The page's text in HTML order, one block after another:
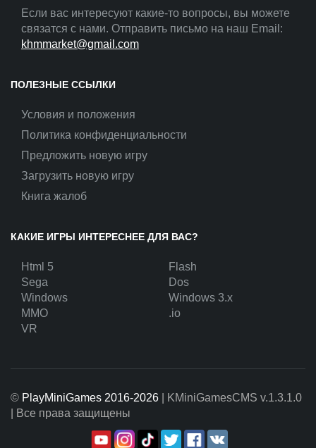
Если вас интересуют какие-то вопросы, вы можете
связатся с нами. Отправить письмо на наш Email:
khmmarket@gmail.com
ПОЛЕЗНЫЕ ССЫЛКИ
Условия и положения
Политика конфиденциальности
Предложить новую игру
Загрузить новую игру
Книга жалоб
КАКИЕ ИГРЫ ИНТЕРЕСНЕЕ ДЛЯ ВАС?
Html 5
Flash
Sega
Dos
Windows
Windows 3.x
MMO
.io
VR
© PlayMiniGames 2016-2026 | KMiniGamesCMS v.1.3.1.0
| Все права защищены